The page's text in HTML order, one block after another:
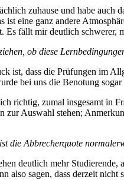
zuhause und habe auch
ist eine ganz andere
Es fällt mir deutlich schwerer,
ob diese
ist, dass die Prüfungen im
bei uns die Benotung
richtig, zumal insgesamt in
zur Auswahl stehen;
die Abbrecherquote
deutlich mehr Studierende,
also sagen, dass derzeit nicht